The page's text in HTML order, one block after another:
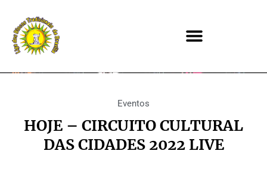
Eventos
HOJE – CIRCUITO CULTURAL
DAS CIDADES 2022 LIVE